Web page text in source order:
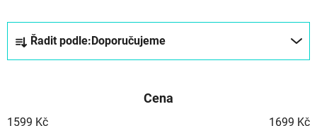
z
Řadit podle:Doporučujeme
Cena
1599 Kč 1699 Kč